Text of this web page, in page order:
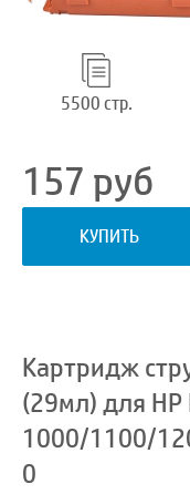
5500 стр.
157 руб
КУПИТЬ
Картридж
(29мл) для HP
1000/1100/
0